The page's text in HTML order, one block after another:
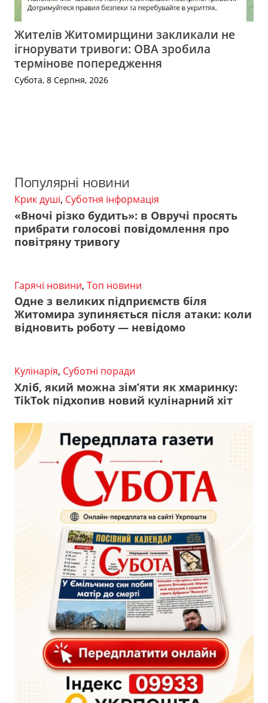
Жителів Житомирщини закликали не
ігнорувати тривоги: ОВА зробила
термінове попередження
Субота, 8 Серпня, 2026
Популярні новини
Крик душі, Суботня інформація
«Вночі різко будить»: в Овручі просять
прибрати голосові повідомлення про
повітряну тривогу
Гарячі новини, Топ новини
Одне з великих підприємств біля
Житомира зупиняється після атаки: коли
відновить роботу — невідомо
Кулінарія, Суботні поради
Хліб, який можна зім’яти як хмаринку:
TikTok підхопив новий кулінарний хіт